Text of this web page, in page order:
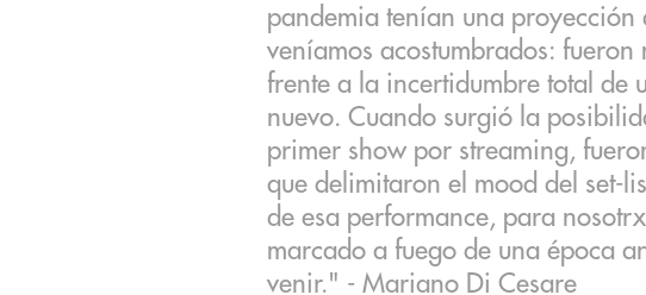
pandemia tenían una proyección
veníamos acostumbrados: fueron
frente a la incertidumbre total de
nuevo. Cuando surgió la
primer show por streaming,
que delimitaron el mood del set-
de esa performance, para
marcado a fuego de una época
venir." - Mariano Di Cesare